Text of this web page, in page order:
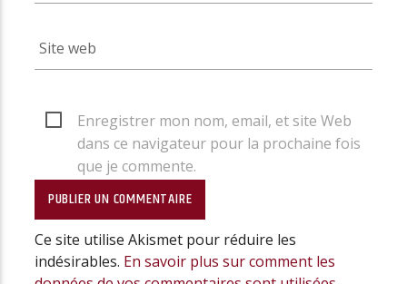
Enregistrer mon nom, email, et site Web
dans ce navigateur pour la prochaine fois
que je commente.
Ce site utilise Akismet pour réduire les
indésirables. En savoir plus sur comment les